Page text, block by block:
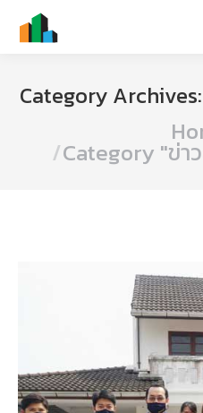
Category Archives:
Category "ข่า